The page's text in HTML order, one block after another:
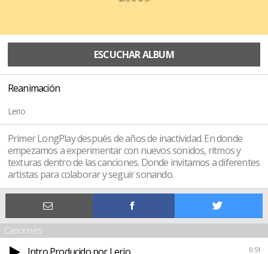
ESCUCHAR ALBUM
Reanimación
Lerio
Primer LongPlay después de años de inactividad. En donde
empezamos a experimentar con nuevos sonidos, ritmos y
texturas dentro de las canciones. Donde invitamos a diferentes
artistas para colaborar y seguir sonando.
Canciones
0:51